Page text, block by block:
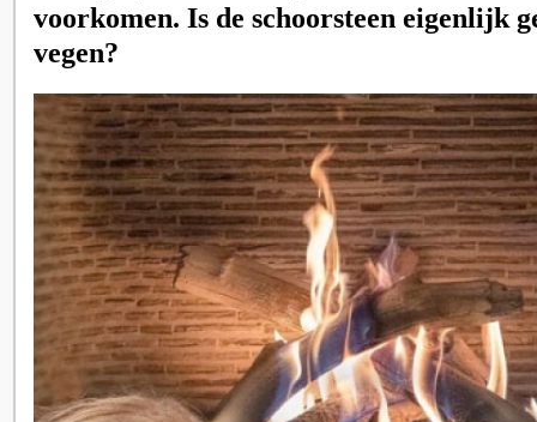
voorkomen. Is de schoorsteen eigenlijk
vegen?